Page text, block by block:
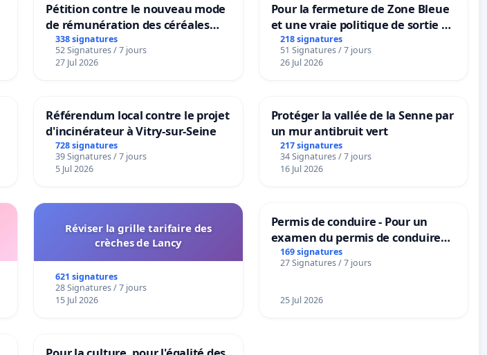
Pétition contre le nouveau mode
de rémunération des céréales
panifiables de Swiss granum basé
sur la teneur en protéines
338 signatures
52 Signatures / 7 jours
27 Jul 2026
Pour la fermeture de Zone Bleue
et une vraie politique de sortie de
la dépendance
218 signatures
51 Signatures / 7 jours
26 Jul 2026
Référendum local contre le projet
d'incinérateur à Vitry-sur-Seine
728 signatures
39 Signatures / 7 jours
5 Jul 2026
Protéger la vallée de la Senne par
un mur antibruit vert
217 signatures
34 Signatures / 7 jours
16 Jul 2026
Réviser la grille tarifaire des
crèches de Lancy
621 signatures
28 Signatures / 7 jours
15 Jul 2026
Permis de conduire - Pour un
examen du permis de conduire
accessible dans plusieurs langues
à Bruxelles
169 signatures
27 Signatures / 7 jours
25 Jul 2026